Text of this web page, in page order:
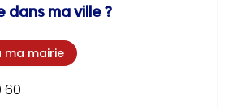
dans ma ville ?
ma mairie
60